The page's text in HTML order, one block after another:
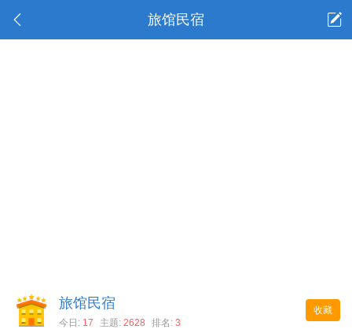
旅馆民宿
收藏
旅馆民宿
今日: 17 主题: 2628 排名: 3